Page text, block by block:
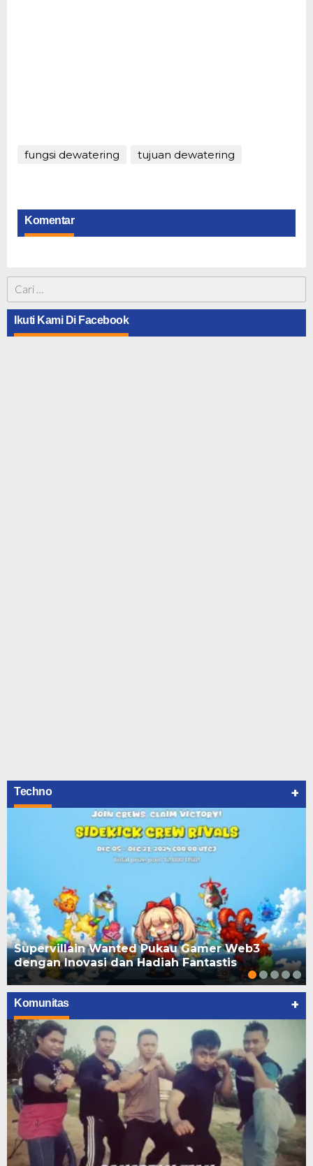
fungsi dewatering tujuan dewatering
Komentar
Cari
untuk:
Ikuti Kami Di Facebook
Techno +
Supervillain Wanted Pukau Gamer Web3
dengan Inovasi dan Hadiah Fantastis
Komunitas +